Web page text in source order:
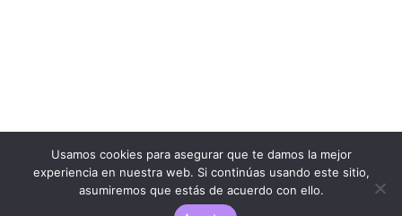
Usamos cookies para asegurar que te damos la mejor
experiencia en nuestra web. Si continúas usando este sitio,
asumiremos que estás de acuerdo con ello.